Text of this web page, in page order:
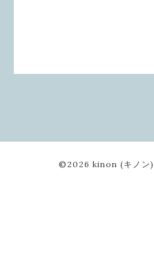
©2026 kinon (キノン)